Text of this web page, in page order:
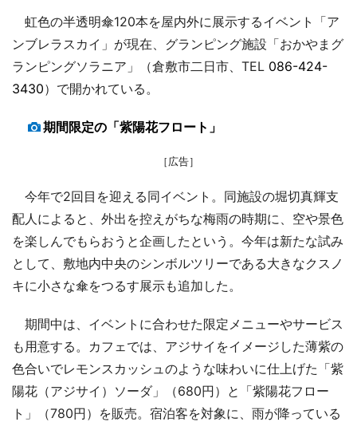
虹色の半透明傘120本を屋内外に展示するイベント「ア
ンブレラスカイ」が現在、グランピング施設「おかやまグ
ランピングソラニア」（倉敷市二日市、TEL 086-424-
3430）で開かれている。
期間限定の「紫陽花フロート」
［広告］
今年で2回目を迎える同イベント。同施設の堀切真輝支
配人によると、外出を控えがちな梅雨の時期に、空や景色
を楽しんでもらおうと企画したという。今年は新たな試み
として、敷地内中央のシンボルツリーである大きなクスノ
キに小さな傘をつるす展示も追加した。
期間中は、イベントに合わせた限定メニューやサービス
も用意する。カフェでは、アジサイをイメージした薄紫の
色合いでレモンスカッシュのような味わいに仕上げた「紫
陽花（アジサイ）ソーダ」（680円）と「紫陽花フロー
ト」（780円）を販売。宿泊客を対象に、雨が降っている